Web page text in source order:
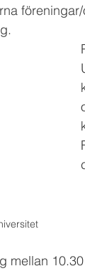
mellan